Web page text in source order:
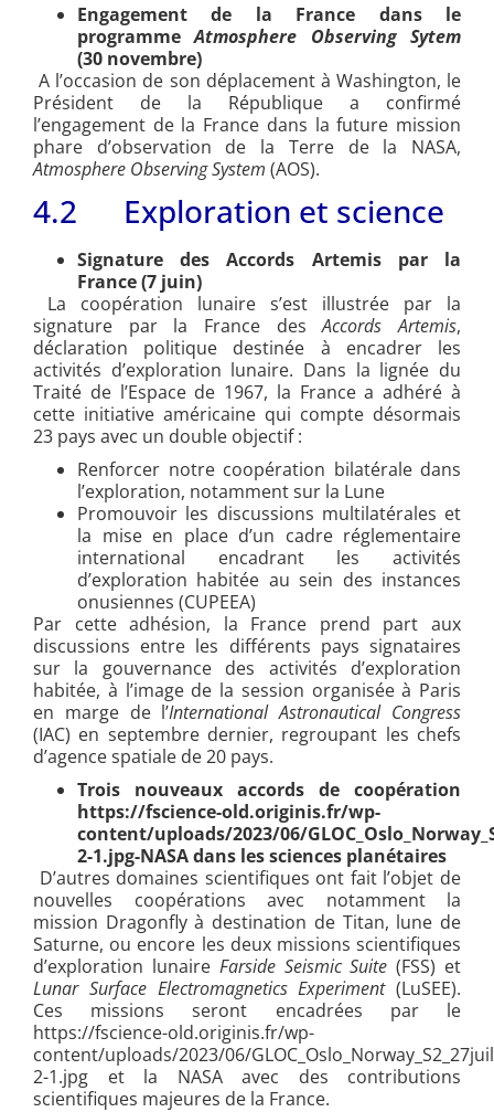
Engagement de la France dans le
programmeAtmosphere Observing Sytem
(30 novembre)
A l’occasion de son déplacement à Washington, le
Président de la République a confirmé
l’engagement de la France dans la future mission
phare d’observation de la Terre de la NASA,
Atmosphere Observing System (AOS).
4.2 Exploration et science
Signature des Accords Artemis par la
France (7 juin)
La coopération lunaire s’est illustrée par la
signature par la France desAccords Artemis,
déclaration politique destinée à encadrer les
activités d’exploration lunaire. Dans la lignée du
Traité de l’Espace de 1967, la France a adhéré à
cette initiative américaine qui compte désormais
23 pays avec un double objectif :
Renforcer notre coopération bilatérale dans
l’exploration, notamment sur la Lune
Promouvoir les discussions multilatérales et
la mise en place d’un cadre réglementaire
international encadrant les activités
d’exploration habitée au sein des instances
onusiennes (CUPEEA)
Par cette adhésion, la France prend part aux
discussions entre les différents pays signataires
sur la gouvernance des activités d’exploration
habitée, à l’image de la session organisée à Paris
en marge de l’International Astronautical Congress
(IAC) en septembre dernier, regroupant les chefs
d’agence spatiale de 20 pays.
Trois nouveaux accords de coopération
https://fscience-old.originis.fr/wp-
content/uploads/2023/06/
2-1.jpg-NASA dans les sciences planétaires
D’autres domaines scientifiques ont fait l’objet de
nouvelles coopérations avec notamment la
mission Dragonfly à destination de Titan, lune de
Saturne, ou encore les deux missions scientifiques
d’exploration lunaire Farside Seismic Suite (FSS) et
Lunar Surface Electromagnetics Experiment(LuSEE).
Ces missions seront encadrées par le
https://fscience-old.originis.fr/wp-
content/uploads/2023/06/
2-1.jpg et la NASA avec des contributions
scientifiques majeures de la France.